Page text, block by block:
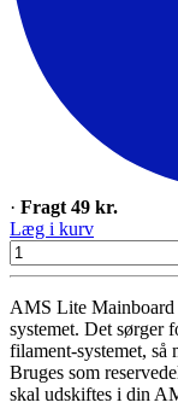
· Fragt 49 kr.
Læg i kurv
AMS Lite
systemet. Det sørger
filament-systemet, så
Bruges som
skal udskiftes i din